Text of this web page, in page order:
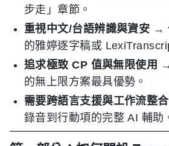
步走」章節。
重視中文/台語辨識與資安 →
的雅婷逐字稿或
追求極致 CP 值與無限使用
的無上限方案最具優勢。
需要跨語言支援與工作流整合
錄音到行動項的完整 AI 輔助